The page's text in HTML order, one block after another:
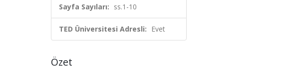
Sayfa Sayıları: ss.1-10
TED Üniversitesi Adresli: Evet
Özet